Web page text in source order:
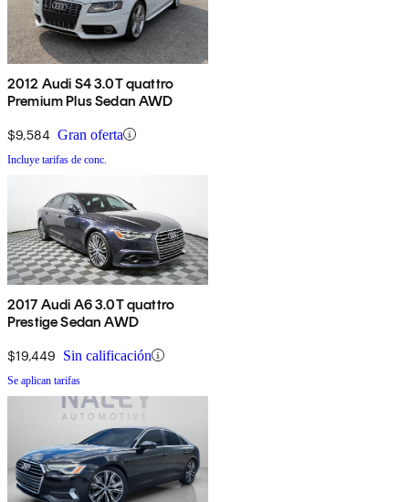
2012 Audi S4 3.0T quattro
Premium Plus Sedan AWD
$9,584 Gran oferta
Incluye tarifas de conc.
2017 Audi A6 3.0T quattro
Prestige Sedan AWD
$19,449 Sin calificación
Se aplican tarifas